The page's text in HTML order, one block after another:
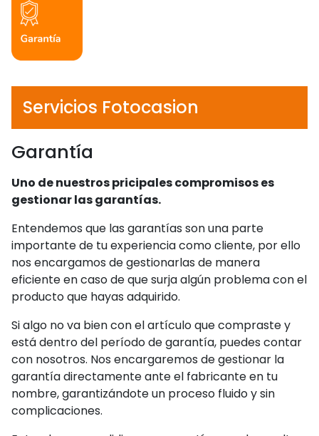
Servicios Fotocasion
Garantía
Uno de nuestros pricipales compromisos es
gestionar las garantías.
Entendemos que las garantías son una parte
importante de tu experiencia como cliente, por ello
nos encargamos de gestionarlas de manera
eficiente en caso de que surja algún problema con el
producto que hayas adquirido.
Si algo no va bien con el artículo que compraste y
está dentro del período de garantía, puedes contar
con nosotros. Nos encargaremos de gestionar la
garantía directamente ante el fabricante en tu
nombre, garantizándote un proceso fluido y sin
complicaciones.